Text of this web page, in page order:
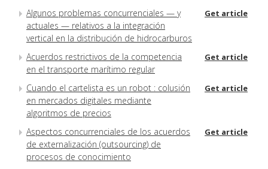
Algunos problemas concurrenciales — y
actuales — relativos a la integración
vertical en la distribución de hidrocarburos
Get article
Acuerdos restrictivos de la competencia
en el transporte marítimo regular
Get article
Cuando el cartelista es un robot : colusión
en mercados digitales mediante
algoritmos de precios
Get article
Aspectos concurrenciales de los acuerdos
de externalización (outsourcing) de
procesos de conocimiento
Get article